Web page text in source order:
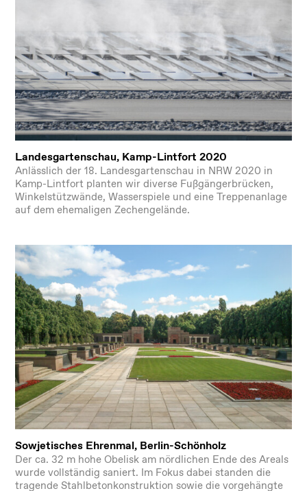
Landesgartenschau, Kamp-Lintfort 2020
Anlässlich der 18. Landesgartenschau in NRW 2020 in
Kamp-Lintfort planten wir diverse Fußgängerbrücken,
Winkelstützwände, Wasserspiele und eine Treppenanlage
auf dem ehemaligen Zechengelände.
Sowjetisches Ehrenmal, Berlin-Schönholz
Der ca. 32 m hohe Obelisk am nördlichen Ende des Areals
wurde vollständig saniert. Im Fokus dabei standen die
tragende Stahlbetonkonstruktion sowie die vorgehängte